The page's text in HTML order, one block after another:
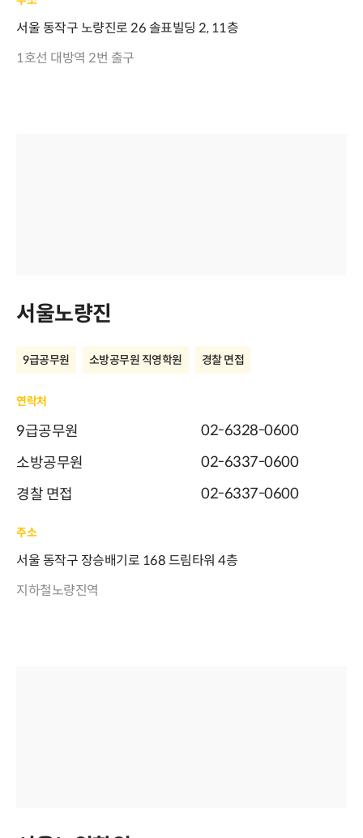
서울 동작구 노량진로 26 솔표빌딩 2, 11층
1호선 대방역 2번 출구
서울노량진
9급공무원 소방공무원 직영학원 경찰 면접
연락처
9급공무원
02-6328-0600
소방공무원
02-6337-0600
경찰 면접
02-6337-0600
주소
서울 동작구 장승배기로 168 드림타워 4층
지하철노량진역